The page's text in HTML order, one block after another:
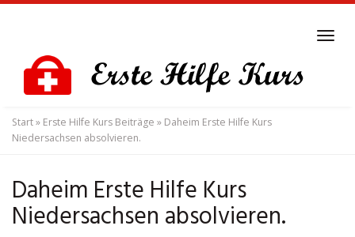
content
Start» Erste Hilfe Kurs Beiträge » Daheim Erste Hilfe Kurs
Niedersachsen absolvieren.
Daheim Erste Hilfe Kurs
Niedersachsen absolvieren.